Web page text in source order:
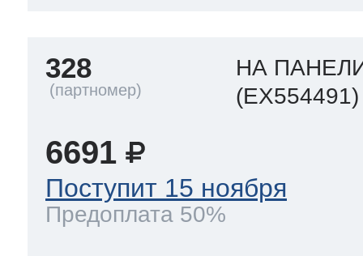
328
НА
(EX554491)
6691
Поступит 15 ноября
Предоплата 50%